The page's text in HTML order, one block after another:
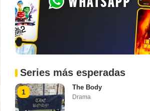
Series más esperadas
1
The Body
Drama